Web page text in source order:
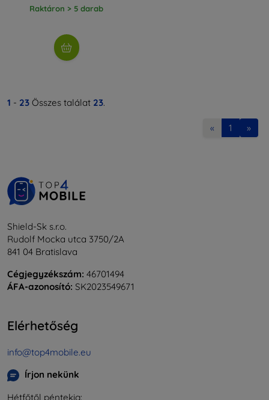
Raktáron > 5 darab
1 - 23 Összes találat 23.
« 1 »
Shield-Sk s.r.o.
Rudolf Mocka utca 3750/2A
841 04 Bratislava
Cégjegyzékszám: 46701494
ÁFA-azonosító: SK2023549671
Elérhetőség
info@top4mobile.eu
Írjon nekünk
Hétfőtől péntekig: